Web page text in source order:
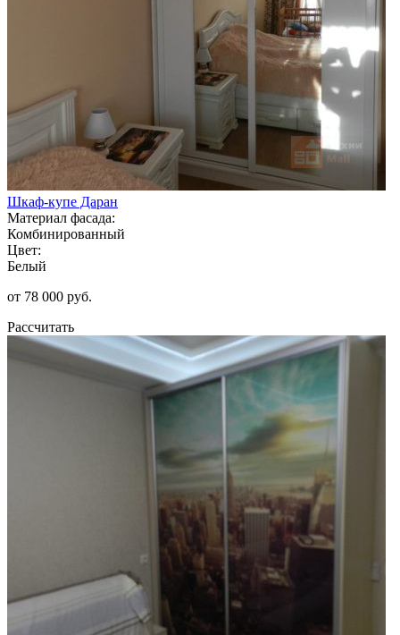
Шкаф-купе Даран
Материал фасада:
Комбинированный
Цвет:
Белый
от 78 000 руб.
Рассчитать